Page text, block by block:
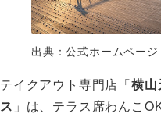
出典：公式ホームページ
テイクアウト専門店「横山
ス 」は、テラス席わんこ